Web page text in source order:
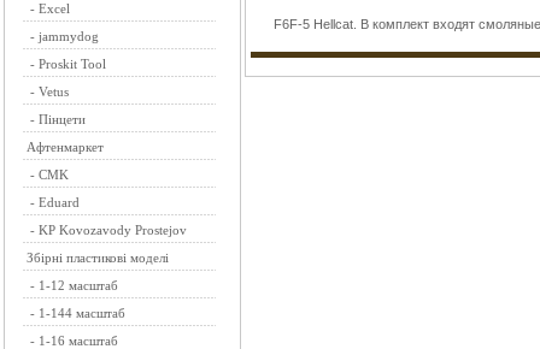
- Excel
- jammydog
- Proskit Tool
- Vetus
- Пінцети
Афтенмаркет
- CMK
- Eduard
- KP Kovozavody Prostejov
Збірні пластикові моделі
- 1-12 масштаб
- 1-144 масштаб
- 1-16 масштаб
F6F-5 Hellcat. В комплект входят